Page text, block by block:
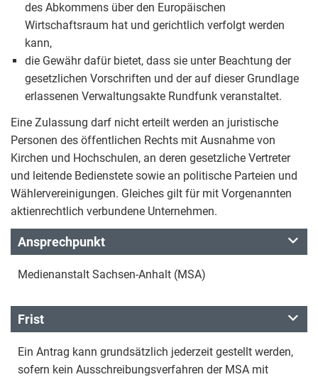
des Abkommens über den Europäischen
Wirtschaftsraum hat und gerichtlich verfolgt werden
kann,
die Gewähr dafür bietet, dass sie unter Beachtung der
gesetzlichen Vorschriften und der auf dieser Grundlage
erlassenen Verwaltungsakte Rundfunk veranstaltet.
Eine Zulassung darf nicht erteilt werden an juristische
Personen des öffentlichen Rechts mit Ausnahme von
Kirchen und Hochschulen, an deren gesetzliche Vertreter
und leitende Bedienstete sowie an politische Parteien und
Wählervereinigungen. Gleiches gilt für mit Vorgenannten
aktienrechtlich verbundene Unternehmen.
Ansprechpunkt
Medienanstalt Sachsen-Anhalt (MSA)
Frist
Ein Antrag kann grundsätzlich jederzeit gestellt werden,
sofern kein Ausschreibungsverfahren der MSA mit